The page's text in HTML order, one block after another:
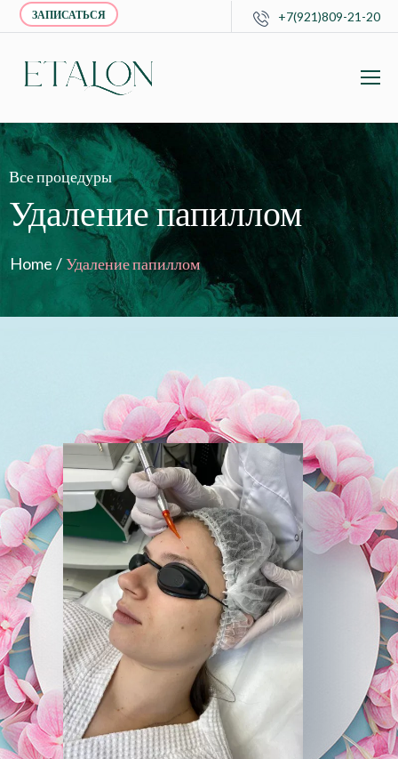
ЗАПИСАТЬСЯ +7(921)809-21-20
Все процедуры
Удаление папиллом
Home /Удаление папиллом